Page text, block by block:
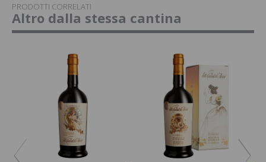
PRODOTTI CORRELATI
Altro dalla stessa cantina